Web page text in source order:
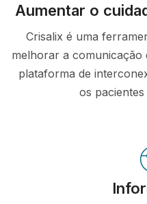
Aumentar o
Crisalix é uma
melhorar a comunicação
plataforma de
os